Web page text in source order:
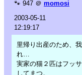
🐾 947 ＠ momosi
2003-05-11
12:19:17
里帰り出産のため、
れ…
実家の猫２匹はフッ
してまつ。